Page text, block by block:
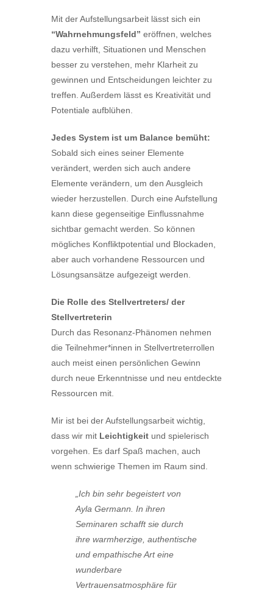
Mit der Aufstellungsarbeit lässt sich ein
“Wahrnehmungsfeld” eröffnen, welches
dazu verhilft, Situationen und Menschen
besser zu verstehen, mehr Klarheit zu
gewinnen und Entscheidungen leichter zu
treffen. Außerdem lässt es Kreativität und
Potentiale aufblühen.
Jedes System ist um Balance bemüht:
Sobald sich eines seiner Elemente
verändert, werden sich auch andere
Elemente verändern, um den Ausgleich
wieder herzustellen. Durch eine Aufstellung
kann diese gegenseitige Einflussnahme
sichtbar gemacht werden. So können
mögliches Konfliktpotential und Blockaden,
aber auch vorhandene Ressourcen und
Lösungsansätze aufgezeigt werden.
Die Rolle des Stellvertreters/ der
Stellvertreterin
Durch das Resonanz-Phänomen nehmen
die Teilnehmer*innen in Stellvertreterrollen
auch meist einen persönlichen Gewinn
durch neue Erkenntnisse und neu entdeckte
Ressourcen mit.
Mir ist bei der Aufstellungsarbeit wichtig,
dass wir mit Leichtigkeit und spielerisch
vorgehen. Es darf Spaß machen, auch
wenn schwierige Themen im Raum sind.
„Ich bin sehr begeistert von
Ayla Germann. In ihren
Seminaren schafft sie durch
ihre warmherzige, authentische
und empathische Art eine
wunderbare
Vertrauensatmosphäre für